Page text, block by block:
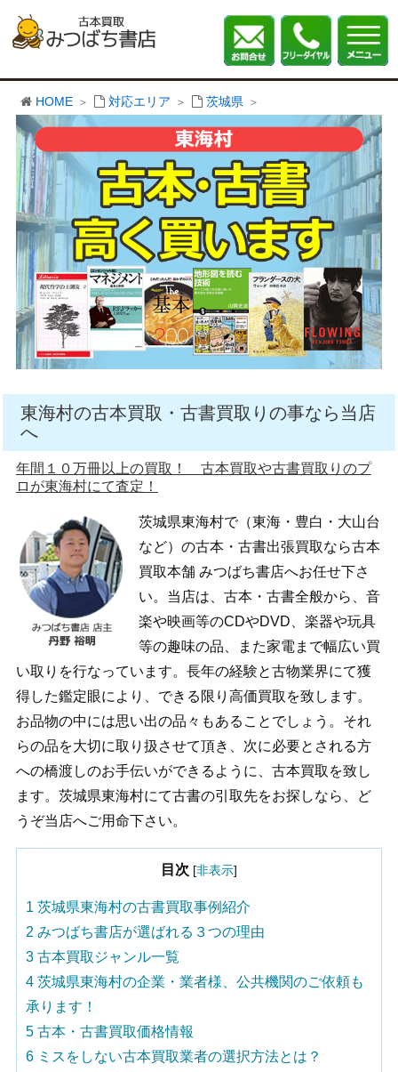
HOME 対応エリア 茨城県
東海村の古本買取・古書買取りの事なら当店
へ
年間１０万冊以上の買取！ 古本買取や古書買取りのプ
ロが東海村にて査定！
茨城県東海村で（東海・豊白・大山台
など）の古本・古書出張買取なら古本
買取本舗 みつばち書店へお任せ下さ
い。当店は、古本・古書全般から、音
楽や映画等のCDやDVD、楽器や玩具
等の趣味の品、また家電まで幅広い買
い取りを行なっています。長年の経験と古物業界にて獲
得した鑑定眼により、できる限り高価買取を致します。
お品物の中には思い出の品々もあることでしょう。それ
らの品を大切に取り扱させて頂き、次に必要とされる方
への橋渡しのお手伝いができるように、古本買取を致し
ます。茨城県東海村にて古書の引取先をお探しなら、ど
うぞ当店へご用命下さい。
目次 [非表示]
1 茨城県東海村の古書買取事例紹介
2 みつばち書店が選ばれる３つの理由
3 古本買取ジャンル一覧
4 茨城県東海村の企業・業者様、公共機関のご依頼も
承ります！
5 古本・古書買取価格情報
6 ミスをしない古本買取業者の選択方法とは？